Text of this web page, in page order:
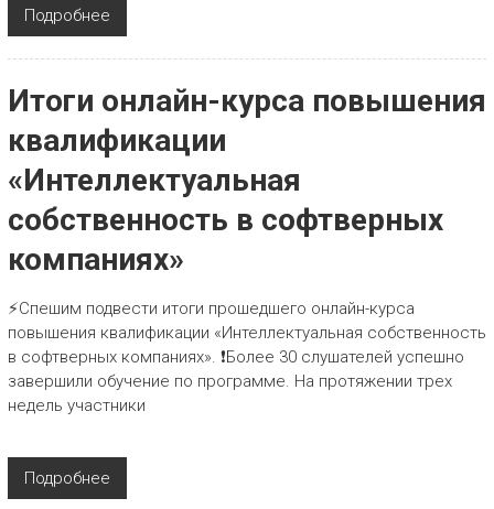
Подробнее
Итоги онлайн-курса повышения
квалификации
«Интеллектуальная
собственность в софтверных
компаниях»
⚡Спешим подвести итоги прошедшего онлайн-курса
повышения квалификации «Интеллектуальная собственность
в софтверных компаниях». ❗Более 30 слушателей успешно
завершили обучение по программе. На протяжении трех
недель участники
Подробнее